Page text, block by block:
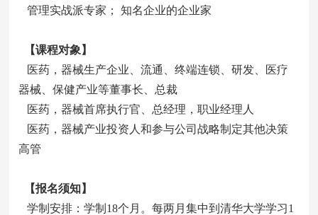
管理实战派专家； 知名企业的企业家
【课程对象】
医药，器械生产企业、流通、终端连锁、研发、医疗
器械、保健产业等董事长、总裁
医药，器械首席执行官、总经理，职业经理人
医药，器械产业投资人和参与公司战略制定其他决策
高管
【报名须知】
学制安排：学制18个月。每两月集中到清华大学学习1